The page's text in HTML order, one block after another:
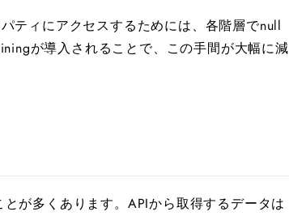
ティにアクセスするためには、各階層でnull
が導入されることで、この手間が大幅に減
が多くあります。APIから取得するデータは